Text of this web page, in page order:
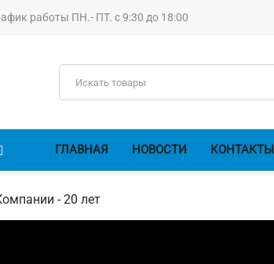
работы ПН.- ПТ. с 9:30 до 18:00
ГЛАВНАЯ НОВОСТИ КОНТАКТЫ
- 20 лет